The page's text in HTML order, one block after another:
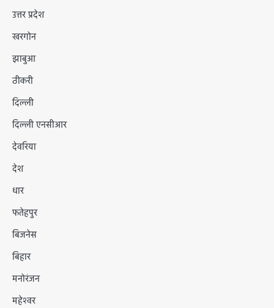
उत्तर प्रदेश
खरगोन
झाबुआ
ठीकरी
दिल्ली
दिल्ली एनसीआर
देवरिया
देश
धार
फतेहपुर
बिजनेस
बिहार
मनोरंजन
महेश्वर